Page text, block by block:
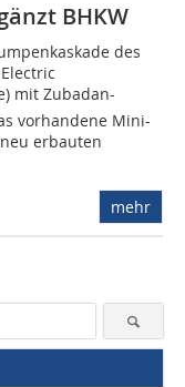
BHKW
des
Zubadan-
vorhandene Mini-
erbauten
mehr